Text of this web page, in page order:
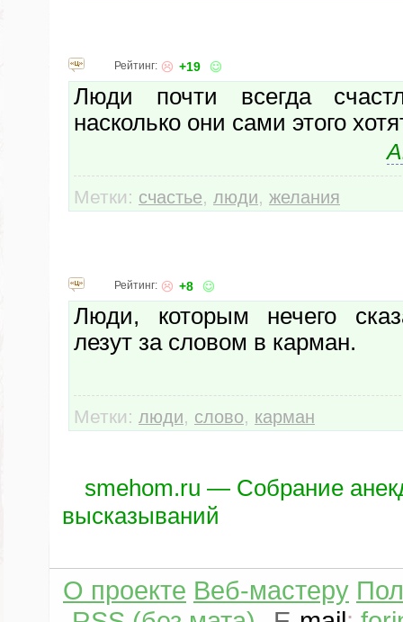
Рейтинг: +19
Люди почти всегда
насколько они сами этого
Метки: счастье, люди, желания
Рейтинг: +8
Люди, которым нечего
лезут за словом в карман.
Метки: люди, слово, карман
smehom.ru — Собрание
высказываний
О проекте Веб-мастеру